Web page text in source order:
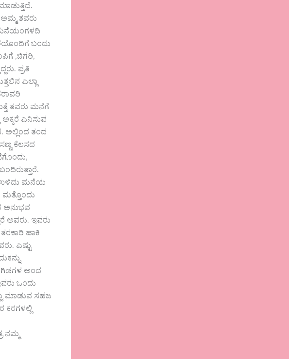
ತವರು
ಮನೆಯಂಗಳದಿ
ಬಂದು
,ಚಿಗರಿ,
ಪ್ರತಿ
ಎಲ್ಲಾ
ತವರು ಮನೆಗೆ
ಎನಿಸುವ
ಅಲ್ಲಿಂದ ತಂದ
ಕೆಲಸದ
ಉಳಿದು ಮನೆಯ
ಅನುಭವ
ಅವರು. ಇವರು
ಹಾಕಿ
ಎಷ್ಟು
ಗಿಡಗಳ ಅಂದ
ಒಂದು
ಮಾಡುವ ಸಹಜ
ನಮ್ಮ